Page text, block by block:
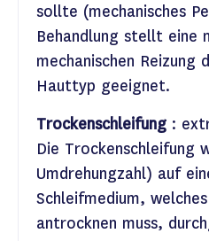
sollte (mechanisches
Behandlung stellt eine
mechanischen Reizung
Hauttyp geeignet.
Trockenschleifung :
Die Trockenschleifung
Umdrehungzahl) auf
Schleifmedium,
antrocknen muss,